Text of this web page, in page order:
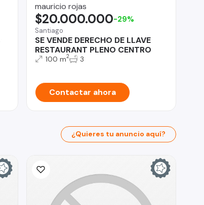
mauricio rojas
Santiago
SE VENDE DERECHO DE LLAVE
RESTAURANT PLENO CENTRO
$20.000.000-29%
100 m2 3
Contactar ahora
¿Quieres tu anuncio aquí?